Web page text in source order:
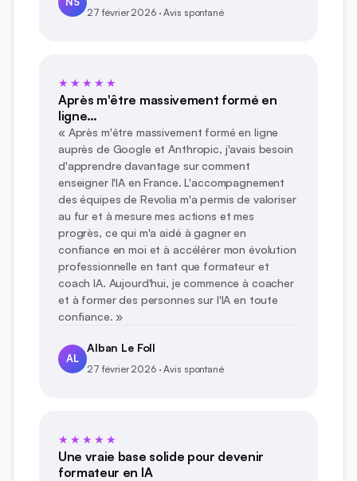
27 février 2026 · Avis spontané
★★★★★
Après m'être massivement formé en
ligne…
« Après m'être massivement formé en ligne
auprès de Google et Anthropic, j'avais besoin
d'apprendre davantage sur comment
enseigner l'IA en France. L'accompagnement
des équipes de Revolia m'a permis de valoriser
au fur et à mesure mes actions et mes
progrès, ce qui m'a aidé à gagner en
confiance en moi et à accélérer mon évolution
professionnelle en tant que formateur et
coach IA. Aujourd'hui, je commence à coacher
et à former des personnes sur l'IA en toute
confiance. »
AL
Alban Le Foll
27 février 2026 · Avis spontané
★★★★★
Une vraie base solide pour devenir
formateur en IA